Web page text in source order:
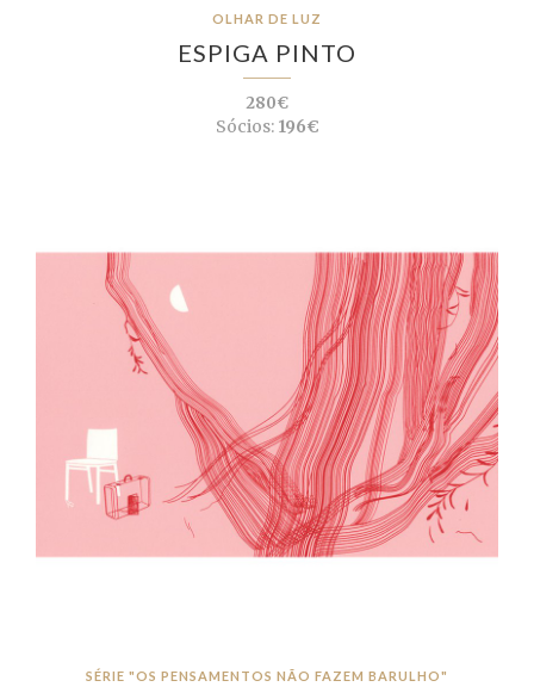
OLHAR DE LUZ
ESPIGA PINTO
280€
Sócios:196€
SÉRIE "OS PENSAMENTOS NÃO FAZEM BARULHO"